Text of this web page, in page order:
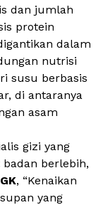
dan jumlah
protein
dalam
nutrisi
susu berbasis
di antaranya
asam
gizi yang
berlebih,
, “Kenaikan
yang